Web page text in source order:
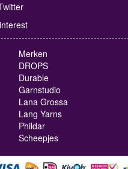
Merken
DROPS
Durable
Garnstudio
Lana Grossa
Lang Yarns
Phildar
Scheepjes